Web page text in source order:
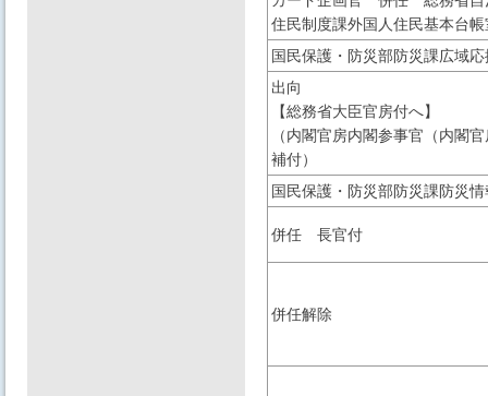
住民制度課外国人住民基本台
国民保護・防災部防災課広域
出向
【総務省大臣官房付へ】
（内閣官房内閣参事官（内閣
補付）
国民保護・防災部防災課防災
併任 長官付
併任解除